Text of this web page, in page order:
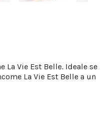
La Vie Est Belle. Ideale se
La Vie Est Belle a un